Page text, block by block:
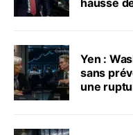
hausse
Yen :
sans
une